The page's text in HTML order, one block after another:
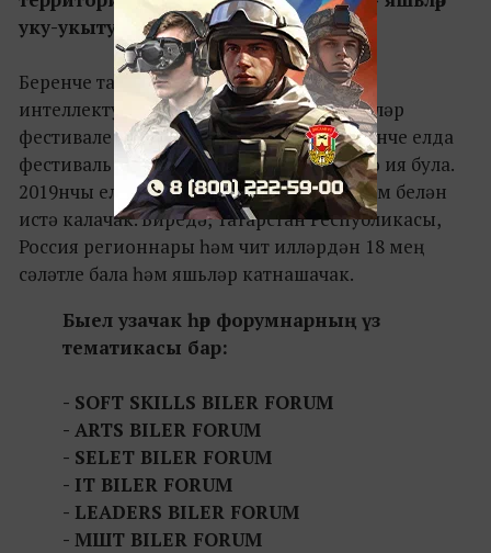
уку-укыту форумы узачак.
Беренче тапкыр Форум 1997 нче елда
интеллектуаль сәләтле балалар һәм яшьләр
фестивале рәвешендә оештырыла. 2012 нче елда
фестиваль Халыкара форум дәрәҗәсенә ия була.
2019нчы елның җәе исә 6 сменалык форум белән
истә калачак. Биредә, Татарстан Республикасы,
Россия регионнары һәм чит илләрдән 18 мең
сәләтле бала һәм яшьләр катнашачак.
Быел узачак һәр форумнарның үз
тематикасы бар:
- SOFT SKILLS BILER FORUM
- ARTS BILER FORUM
- SELET BILER FORUM
- IT BILER FORUM
- LEADERS BILER FORUM
- МШТ BILER FORUM